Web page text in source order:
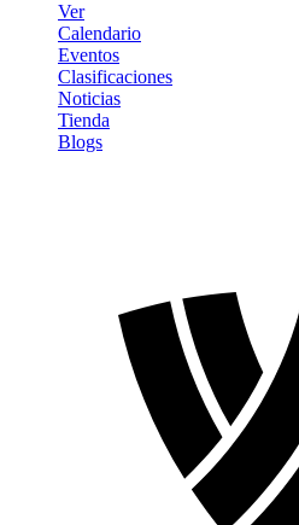
Ver
Calendario
Eventos
Clasificaciones
Noticias
Tienda
Blogs